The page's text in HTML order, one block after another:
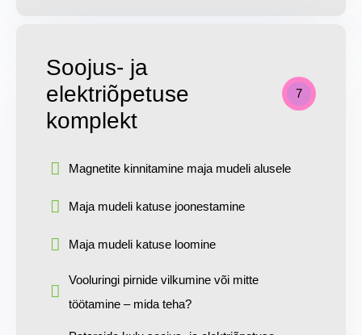
Soojus- ja
elektriõpetuse
komplekt
7
Magnetite kinnitamine maja mudeli alusele
Maja mudeli katuse joonestamine
Maja mudeli katuse loomine
Vooluringi pirnide vilkumine või mitte
töötamine – mida teha?